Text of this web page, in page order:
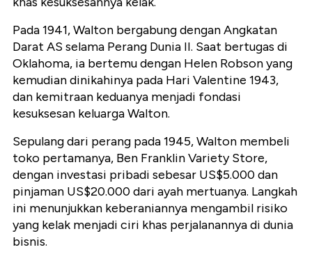
Pada 1941, Walton bergabung dengan Angkatan
Darat AS selama Perang Dunia II. Saat bertugas di
Oklahoma, ia bertemu dengan Helen Robson yang
kemudian dinikahinya pada Hari Valentine 1943,
dan kemitraan keduanya menjadi fondasi
kesuksesan keluarga Walton.
Sepulang dari perang pada 1945, Walton membeli
toko pertamanya, Ben Franklin Variety Store,
dengan investasi pribadi sebesar US$5.000 dan
pinjaman US$20.000 dari ayah mertuanya. Langkah
ini menunjukkan keberaniannya mengambil risiko
yang kelak menjadi ciri khas perjalanannya di dunia
bisnis.